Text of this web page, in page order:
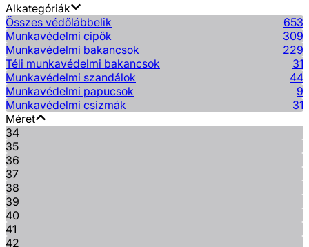
Alkategóriák
Összes védőlábbelik
653
Munkavédelmi cipők
309
Munkavédelmi bakancsok
229
Téli munkavédelmi bakancsok
31
Munkavédelmi szandálok
44
Munkavédelmi papucsok
9
Munkavédelmi csizmák
31
Méret
34
35
36
37
38
39
40
41
42